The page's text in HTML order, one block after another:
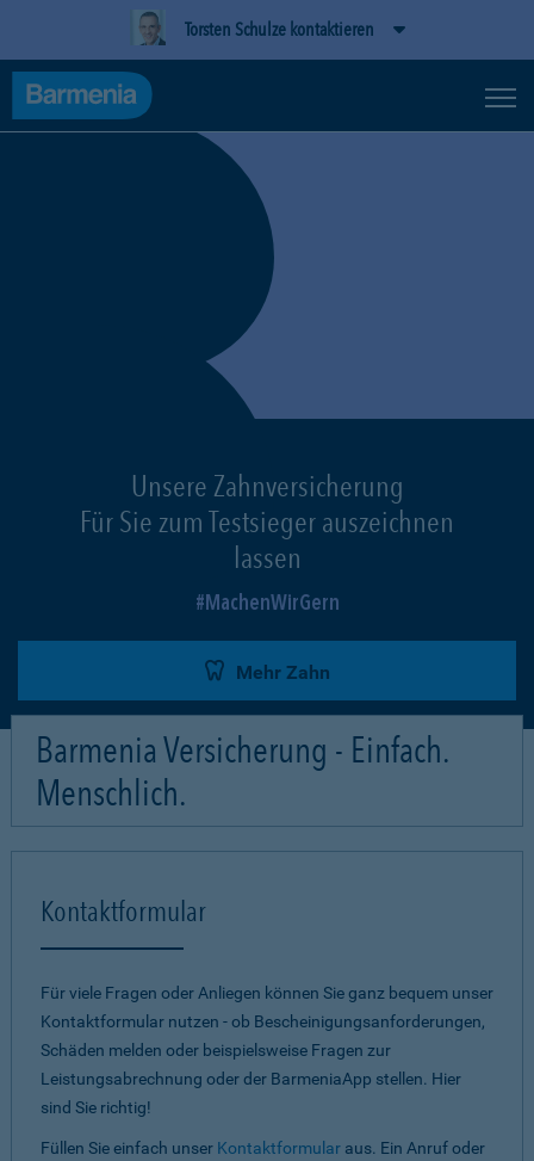
Torsten Schulze kontaktieren
Unsere Zahnversicherung
Für Sie zum Testsieger auszeichnen
lassen
MachenWirGern
Mehr Zahn
Barmenia Versicherung - Einfach.
Menschlich.
Kontaktformular
Für viele Fragen oder Anliegen können Sie ganz bequem unser
Kontaktformular nutzen - ob Bescheinigungsanforderungen,
Schäden melden oder beispielsweise Fragen zur
Leistungsabrechnung oder der BarmeniaApp stellen. Hier
sind Sie richtig!
Füllen Sie einfach unser Kontaktformular aus. Ein Anruf oder